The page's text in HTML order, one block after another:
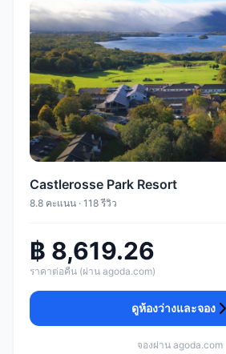
Castlerosse Park Resort
8.8 คะแนน · 118 รีวิว
฿ 8,619.26
ราคาต่อคืน (ผ่าน agoda.com)
ดูห้องว่างและจอง
จองผ่าน agoda.com